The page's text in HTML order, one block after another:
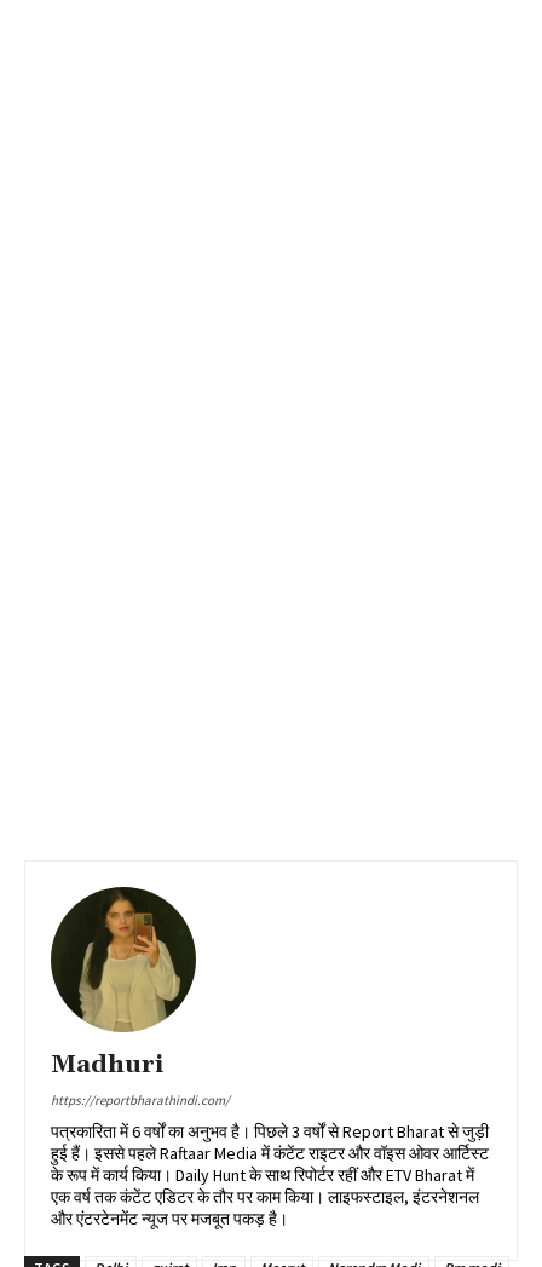
Madhuri
https://reportbharathindi.com/
पत्रकारिता में 6 वर्षों का अनुभव है। पिछले 3 वर्षों से Report Bharat से जुड़ी
हुई हैं। इससे पहले Raftaar Media में कंटेंट राइटर और वॉइस ओवर आर्टिस्ट
के रूप में कार्य किया। Daily Hunt के साथ रिपोर्टर रहीं और ETV Bharat में
एक वर्ष तक कंटेंट एडिटर के तौर पर काम किया। लाइफस्टाइल, इंटरनेशनल
और एंटरटेनमेंट न्यूज पर मजबूत पकड़ है।